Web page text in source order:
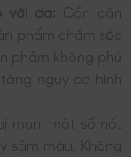
với da: Cần cân
phẩm chăm sóc
phẩm không phù
nguy cơ hình
mụn, một số nốt
sậm màu. Không